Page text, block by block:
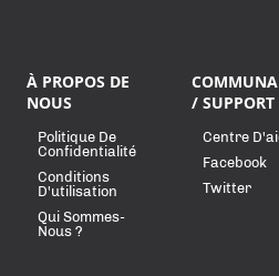
À PROPOS DE
NOUS
Politique De
Confidentialité
Conditions
D'utilisation
Qui Sommes-
Nous ?
/ SUPPORT
Centre
Facebook
Twitter